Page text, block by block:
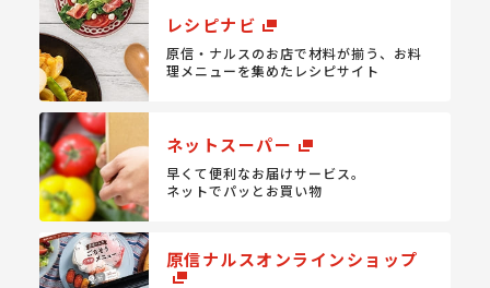
レシピナビ
原信・ナルスのお店で材料が揃う、 お料
理メニューを集めたレシピサイト
ネットスーパー
早くて便利なお届けサービス。
ネットでパッとお買い物
原信ナルスオンラインショップ